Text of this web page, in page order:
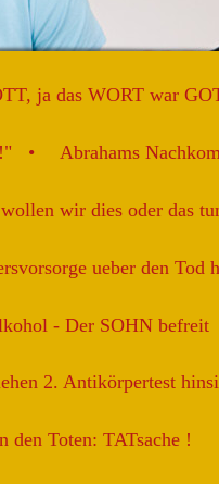
ja das WORT war
Abrahams
wir dies oder das
ueber den Tod
- Der SOHN befreit
2. Antikörpertest
den Toten: TATsache !